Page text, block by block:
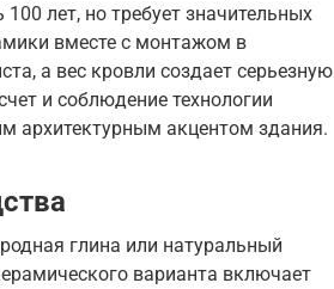
лет, но требует значительных
вместе с монтажом в
а вес кровли создает серьезную
и соблюдение технологии
архитектурным акцентом здания.
глина или натуральный
варианта включает